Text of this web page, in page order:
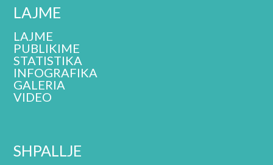
LAJME
LAJME
PUBLIKIME
STATISTIKA
INFOGRAFIKA
GALERIA
VIDEO
SHPALLJE